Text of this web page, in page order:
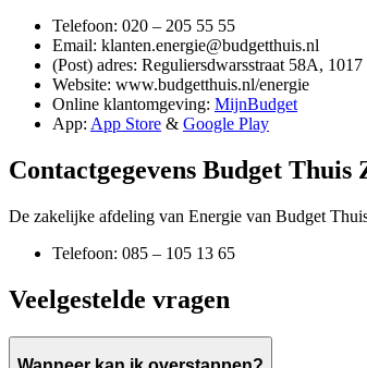
Telefoon: 020 – 205 55 55
Email: klanten.energie@budgetthuis.nl
(Post) adres: Reguliersdwarsstraat 58A,
Website: www.budgetthuis.nl/energie
Online klantomgeving: MijnBudget
App: App Store & Google Play
Contactgegevens Budget
De zakelijke afdeling van Energie van Budget
Telefoon: 085 – 105 13 65
Veelgestelde vragen